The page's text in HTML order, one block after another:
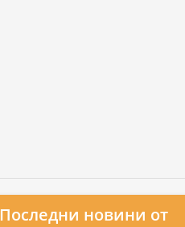
Последни новини от